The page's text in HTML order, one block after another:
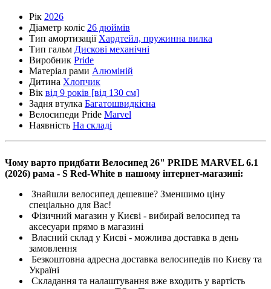
Рік 2026
Діаметр коліс 26 дюймів
Тип амортизації Хардтейл, пружинна вилка
Тип гальм Дискові механічні
Виробник Pride
Матеріал рами Алюміній
Дитина Хлопчик
Вік від 9 років [від 130 см]
Задня втулка Багатошвидкісна
Велосипеди Pride Marvel
Наявність На складі
Чому варто придбати Велосипед 26" PRIDE MARVEL 6.1
(2026) рама - S Red-White в нашому інтернет-магазині:
Знайшли велосипед дешевше? Зменшимо ціну
спеціально для Вас!
Фізичний магазин у Києві - вибирай велосипед та
аксесуари прямо в магазині
Власний склад у Києві - можлива доставка в день
замовлення
Безкоштовна адресна доставка велосипедів по Києву та
Україні
Складання та налаштування вже входить у вартість